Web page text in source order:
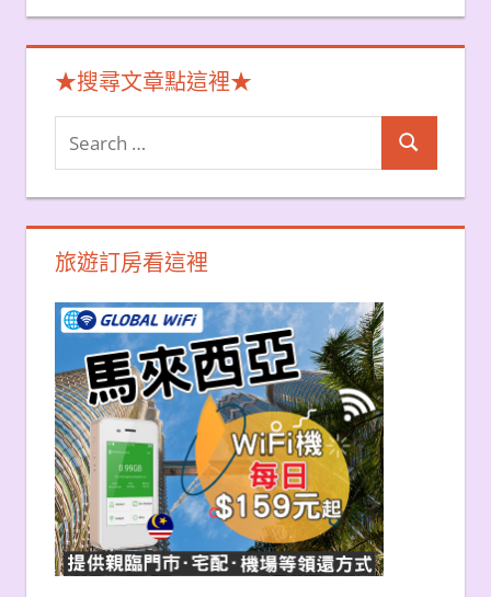
★搜尋文章點這裡★
Search
for:
Search
旅遊訂房看這裡